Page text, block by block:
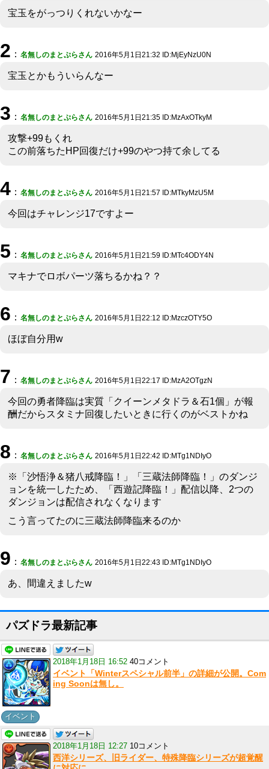
宝玉をがっつりくれないかなー
2 ： 名無しのまとぷらさん 2016年5月1日21:32 ID:MjEyNzU0N
宝玉とかもういらんなー
3 ： 名無しのまとぷらさん 2016年5月1日21:35 ID:MzAxOTkyM
攻撃+99もくれ
この前落ちたHP回復だけ+99のやつ持て余してる
4 ： 名無しのまとぷらさん 2016年5月1日21:57 ID:MTkyMzU5M
今回はチャレンジ17ですよー
5 ： 名無しのまとぷらさん 2016年5月1日21:59 ID:MTc4ODY4N
マキナでロボパーツ落ちるかね？？
6 ： 名無しのまとぷらさん 2016年5月1日22:12 ID:MzczOTY5O
ほぼ自分用w
7 ： 名無しのまとぷらさん 2016年5月1日22:17 ID:MzA2OTgzN
今回の勇者降臨は実質「クイーンメタドラ＆石1個」が報
酬だからスタミナ回復したいときに行くのがベストかね
8 ： 名無しのまとぷらさん 2016年5月1日22:42 ID:MTg1NDIyO
※「沙悟浄＆猪八戒降臨！」「三蔵法師降臨！」のダンジ
ョンを統一したため、「西遊記降臨！」配信以降、2つの
ダンジョンは配信されなくなります
こう言ってたのに三蔵法師降臨来るのか
9 ： 名無しのまとぷらさん 2016年5月1日22:43 ID:MTg1NDIyO
あ、間違えましたw
パズドラ最新記事
2018年1月18日 16:52 40コメント
イベント「Winterスペシャル前半」の詳細が公開。Com
ing Soonは無し。
イベント
2018年1月18日 12:27 10コメント
西洋シリーズ、旧ライダー、特殊降臨シリーズが超覚醒